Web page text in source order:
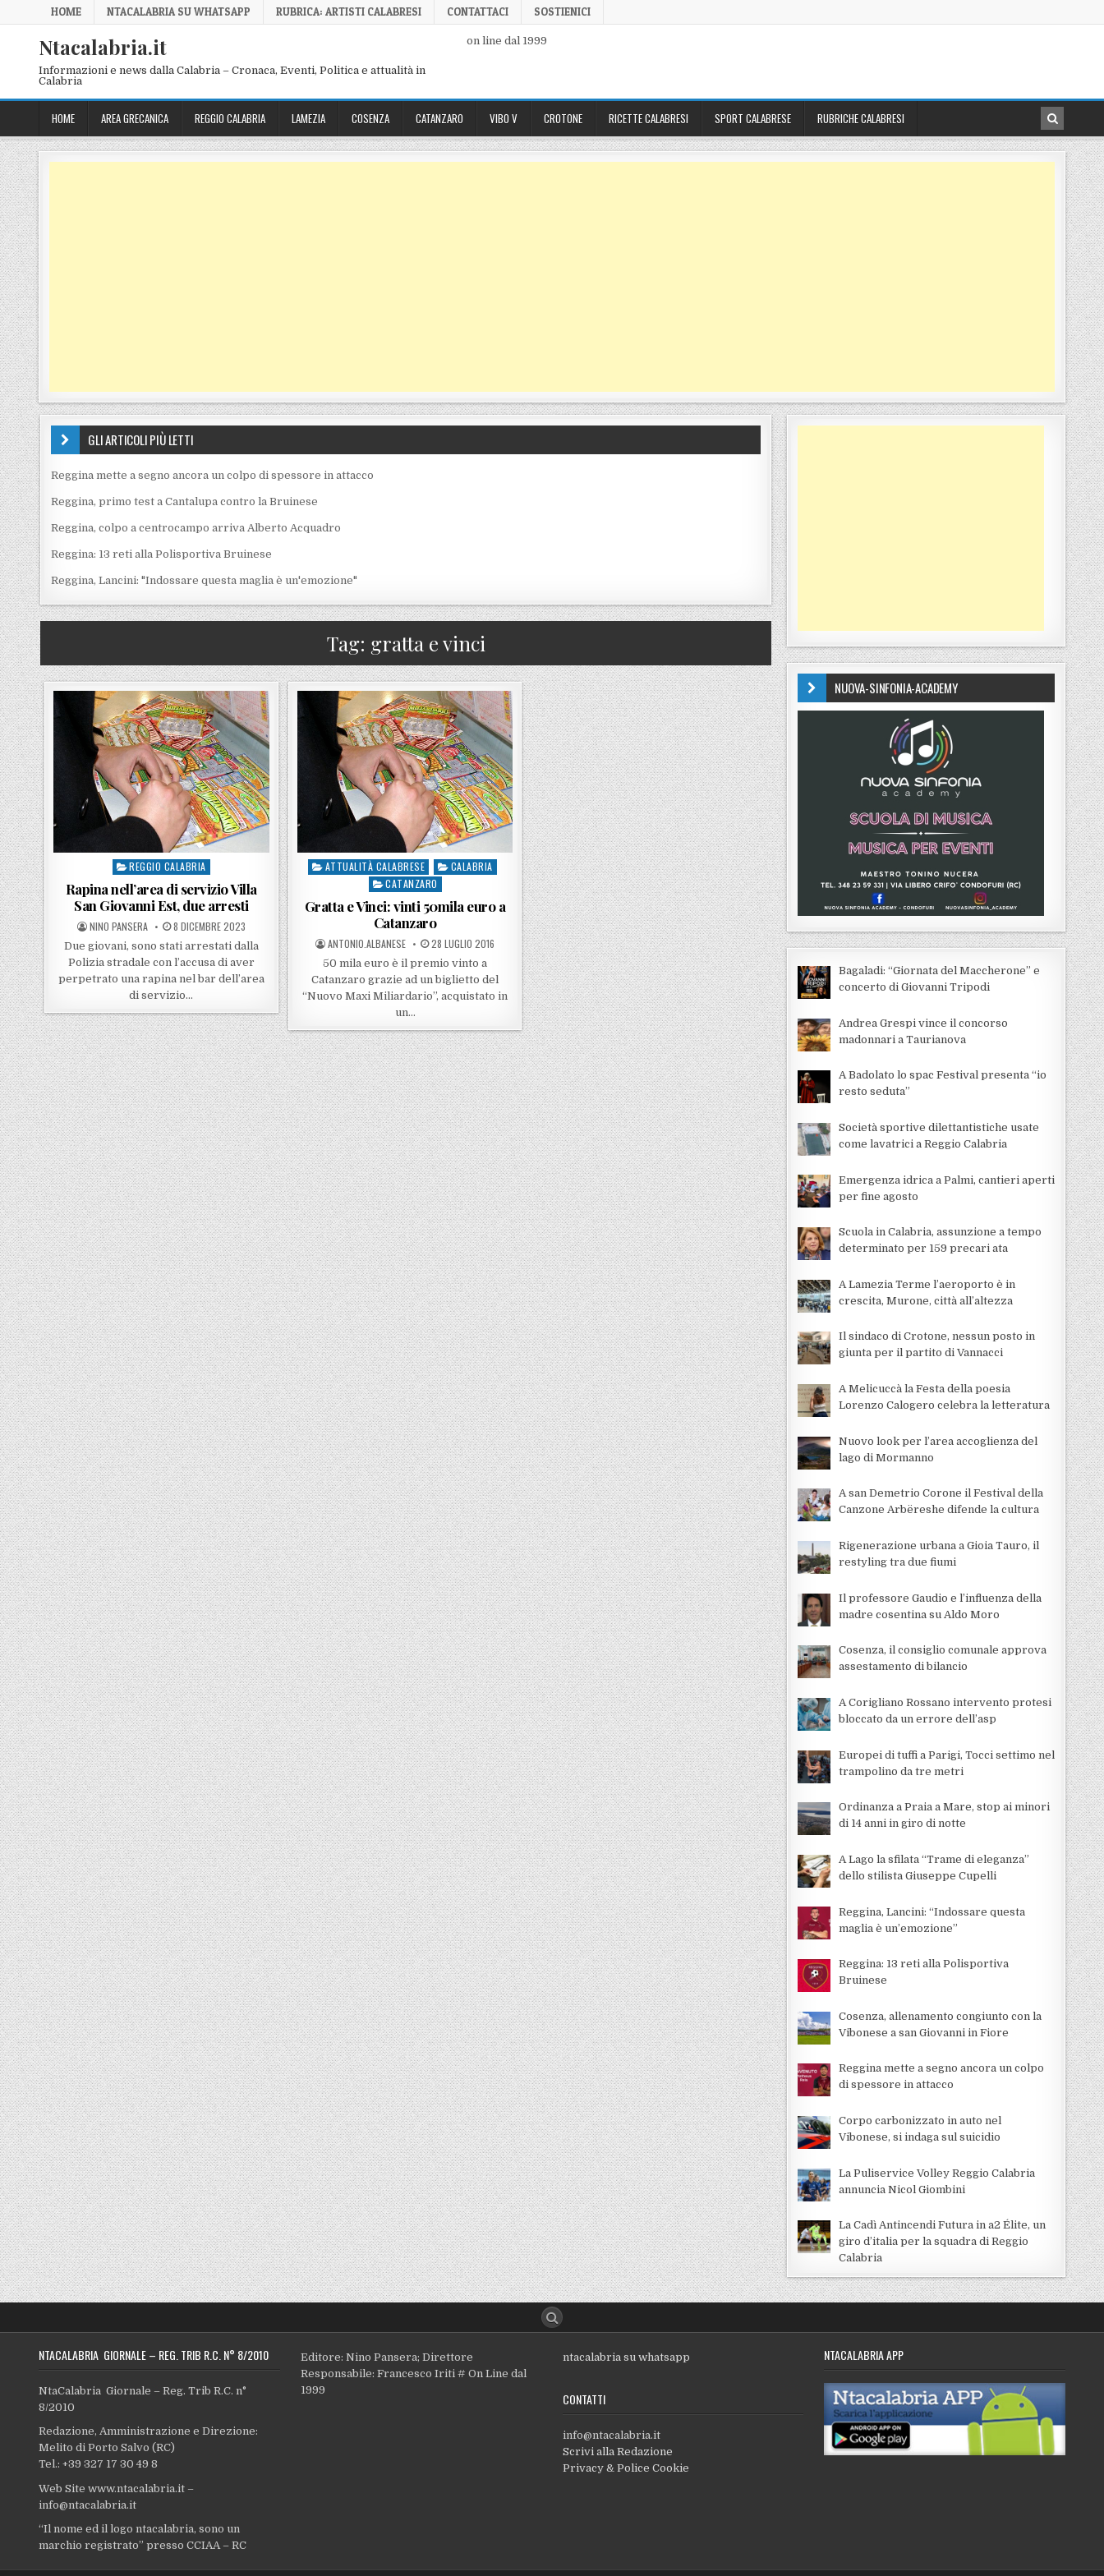
Skip to content
HOME NTACALABRIA SU WHATSAPP RUBRICA: ARTISTI CALABRESI CONTATTACI SOSTIENICI
Ntacalabria.it
Informazioni e news dalla Calabria – Cronaca, Eventi, Politica e attualità in
Calabria
on line dal 1999
HOME AREA GRECANICA REGGIO CALABRIA LAMEZIA COSENZA CATANZARO VIBO V CROTONE RICETTE CALABRESI SPORT CALABRESE RUBRICHE CALABRESI
GLI ARTICOLI PIÙ LETTI
Reggina mette a segno ancora un colpo di spessore in attacco
Reggina, primo test a Cantalupa contro la Bruinese
Reggina, colpo a centrocampo arriva Alberto Acquadro
Reggina: 13 reti alla Polisportiva Bruinese
Reggina, Lancini: "Indossare questa maglia è un'emozione"
Tag: gratta e vinci
Posted in
REGGIO CALABRIA
Rapina nell’area di servizio Villa
San Giovanni Est, due arresti
POSTED BY
NINO PANSERA POSTED ON
8 DICEMBRE 2023
Due giovani, sono stati arrestati dalla
Polizia stradale con l’accusa di aver
perpetrato una rapina nel bar dell’area
di servizio…
Posted in
ATTUALITÀ CALABRESE
CALABRIA
CATANZARO
Gratta e Vinci: vinti 50mila euro a
Catanzaro
POSTED BY
ANTONIO.ALBANESE POSTED ON
28 LUGLIO 2016
50 mila euro è il premio vinto a
Catanzaro grazie ad un biglietto del
“Nuovo Maxi Miliardario”, acquistato in
un…
NUOVA-SINFONIA-ACADEMY
Bagaladi: “Giornata del Maccherone” e
concerto di Giovanni Tripodi
Andrea Grespi vince il concorso
madonnari a Taurianova
A Badolato lo spac Festival presenta “io
resto seduta”
Società sportive dilettantistiche usate
come lavatrici a Reggio Calabria
Emergenza idrica a Palmi, cantieri aperti
per fine agosto
Scuola in Calabria, assunzione a tempo
determinato per 159 precari ata
A Lamezia Terme l’aeroporto è in
crescita, Murone, città all’altezza
Il sindaco di Crotone, nessun posto in
giunta per il partito di Vannacci
A Melicuccà la Festa della poesia
Lorenzo Calogero celebra la letteratura
Nuovo look per l’area accoglienza del
lago di Mormanno
A san Demetrio Corone il Festival della
Canzone Arbëreshe difende la cultura
Rigenerazione urbana a Gioia Tauro, il
restyling tra due fiumi
Il professore Gaudio e l’influenza della
madre cosentina su Aldo Moro
Cosenza, il consiglio comunale approva
assestamento di bilancio
A Corigliano Rossano intervento protesi
bloccato da un errore dell’asp
Europei di tuffi a Parigi, Tocci settimo nel
trampolino da tre metri
Ordinanza a Praia a Mare, stop ai minori
di 14 anni in giro di notte
A Lago la sfilata “Trame di eleganza”
dello stilista Giuseppe Cupelli
Reggina, Lancini: “Indossare questa
maglia è un’emozione”
Reggina: 13 reti alla Polisportiva
Bruinese
Cosenza, allenamento congiunto con la
Vibonese a san Giovanni in Fiore
Reggina mette a segno ancora un colpo
di spessore in attacco
Corpo carbonizzato in auto nel
Vibonese, si indaga sul suicidio
La Puliservice Volley Reggio Calabria
annuncia Nicol Giombini
La Cadì Antincendi Futura in a2 Élite, un
giro d’italia per la squadra di Reggio
Calabria
NTACALABRIA GIORNALE – REG. TRIB R.C. N° 8/2010
NtaCalabria Giornale – Reg. Trib R.C. n°
8/2010
Redazione, Amministrazione e Direzione:
Melito di Porto Salvo (RC)
Tel.: +39 327 17 30 49 8
Web Site www.ntacalabria.it –
info@ntacalabria.it
“Il nome ed il logo ntacalabria, sono un
marchio registrato” presso CCIAA – RC
Editore: Nino Pansera; Direttore
Responsabile: Francesco Iriti # On Line dal
1999
ntacalabria su whatsapp
CONTATTI
info@ntacalabria.it
Scrivi alla Redazione
Privacy & Police Cookie
NTACALABRIA APP